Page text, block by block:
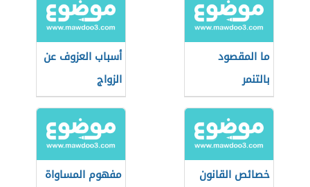
ما المقصود
بالتنمر
أسباب العزوف عن
الزواج
خصائص القانون
مفهوم المساواة